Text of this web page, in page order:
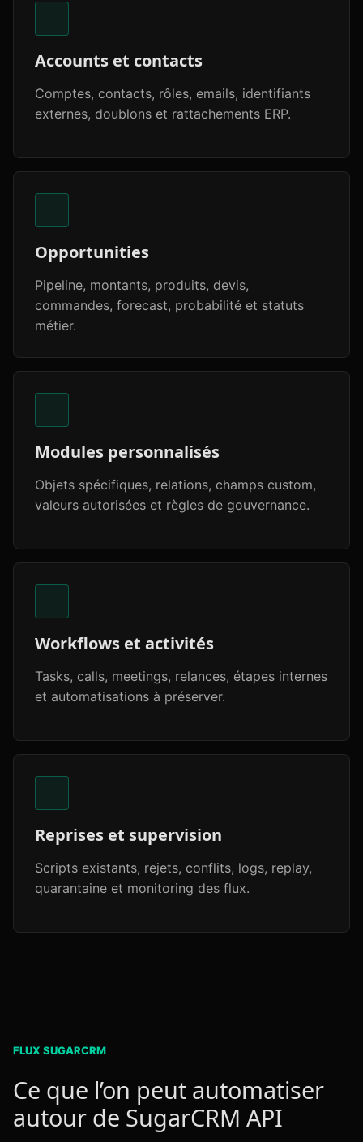
Accounts et contacts
Comptes, contacts, rôles, emails, identifiants
externes, doublons et rattachements ERP.
Opportunities
Pipeline, montants, produits, devis,
commandes, forecast, probabilité et statuts
métier.
Modules personnalisés
Objets spécifiques, relations, champs custom,
valeurs autorisées et règles de gouvernance.
Workflows et activités
Tasks, calls, meetings, relances, étapes internes
et automatisations à préserver.
Reprises et supervision
Scripts existants, rejets, conflits, logs, replay,
quarantaine et monitoring des flux.
FLUX SUGARCRM
Ce que l’on peut automatiser
autour de SugarCRM API